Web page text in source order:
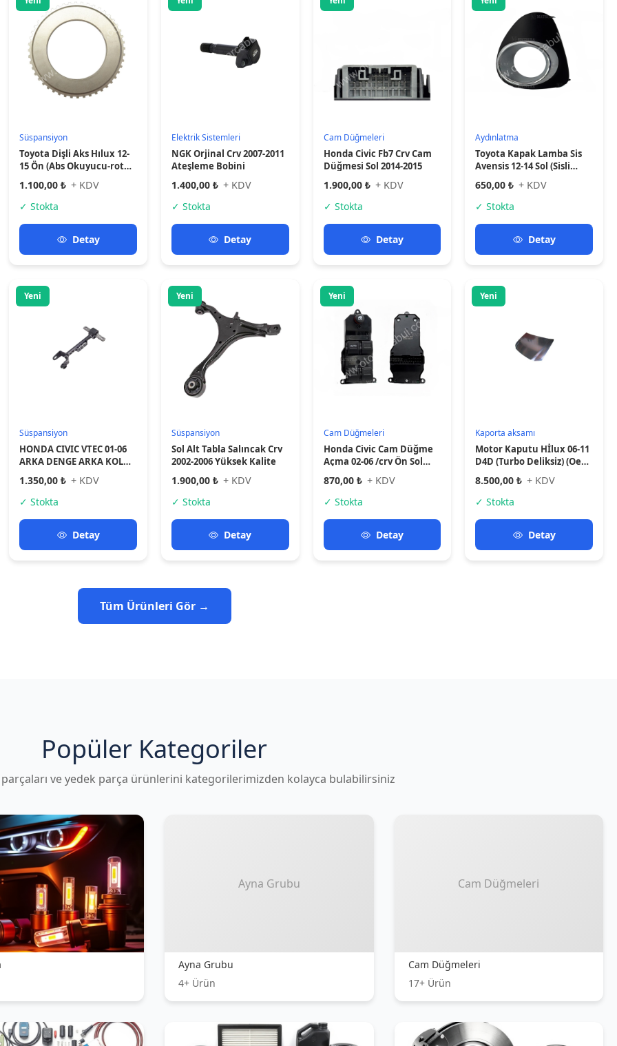
Yeni
Süspansiyon
HONDA CIVIC VTEC 01-06
ARKA DENGE ARKA KOL
ÇATALLI
1.350,00 ₺
+ KDV
✓ Stokta
Detay
Yeni
Sol Alt Tabla Salıncak Crv
2002-2006 Yüksek Kalite
1.900,00 ₺
+ KDV
✓ Stokta
Detay
Yeni
Cam Düğmeleri
Honda Civic Cam Düğme
Açma 02-06 /crv Ön Sol
,35750-s5l-t010
870,00 ₺ + KDV
✓ Stokta
Detay
Yeni
Kaporta aksamı
Motor Kaputu Hİlux 06-11
D4D (Turbo Deliksiz) (Oem
No: 53301-0K010)
8.500,00 ₺
+ KDV
✓ Stokta
Detay
Tüm Ürünleri Gör →
Popüler Kategoriler
Fren Sistemleri
Tüm Kategoriler →